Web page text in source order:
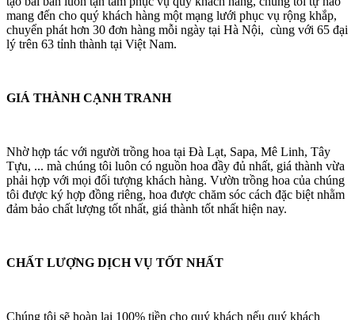
mang đến cho quý khách hàng một mạng lưới phục vụ rộng khắp,
chuyển phát hơn 30 đơn hàng mỗi ngày tại Hà Nội, cùng với 65 đại
lý trên 63 tỉnh thành tại Việt Nam.
GIÁ THÀNH CẠNH TRANH
Nhờ hợp tác với người trồng hoa tại Đà Lạt, Sapa, Mê Linh, Tây
Tựu, ... mà chúng tôi luôn có nguồn hoa đầy đủ nhất, giá thành vừa
phải hợp với mọi đối tượng khách hàng. Vườn trồng hoa của chúng
tôi được ký hợp đồng riêng, hoa được chăm sóc cách đặc biệt nhằm
đảm bảo chất lượng tốt nhất, giá thành tốt nhất hiện nay.
CHẤT LƯỢNG DỊCH VỤ TỐT NHẤT
Chúng tôi sẽ hoàn lại 100% tiền cho quý khách nếu quý khách